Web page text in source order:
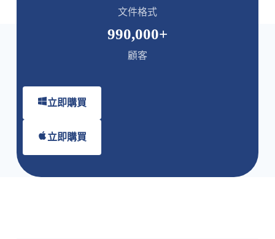
文件格式
顧客
990,000+
立即購買
立即購買